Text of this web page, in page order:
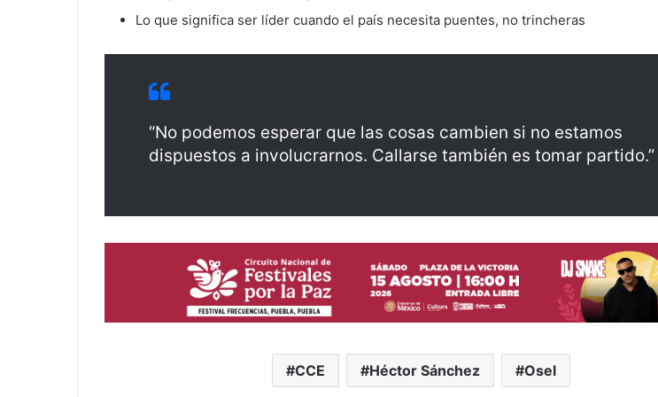
Lo que significa ser líder cuando el país necesita puentes, no trincheras
“No podemos esperar que las cosas cambien si no estamos
dispuestos a involucrarnos. Callarse también es tomar partido.”
CCE Héctor Sánchez Osel